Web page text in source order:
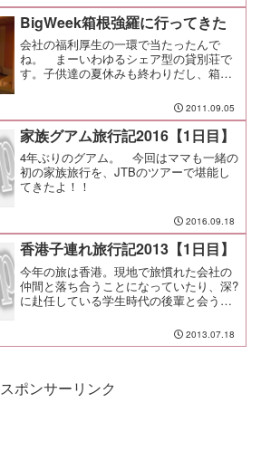
BigWeek箱根強羅に行ってきた
会社の福利厚生の一環で当たったんで
ね。 まーいわゆるシェア型の貸別荘で
す。子供達の夏休みも終わりだし、箱根
んだし、よっしゃ、旅行気分で行ってみ
るべか、とね。わかりにくい曲がり角の
青い看板を目印に、曲がって...
2011.09.05
家族グアム旅行記2016【1日目】
4年ぶりのグアム。 今回はママも一緒の
初の家族旅行を、JTBのツアーで堪能し
てきたよ！！
2016.09.18
香港子連れ旅行記2013【1日目】
今年の旅は香港。現地で旅慣れた会社の
仲間と落ち合うことになっていたり、深?
に赴任している学生時代の後輩と会うこ
2013.07.18
スポンサーリンク